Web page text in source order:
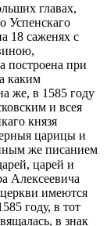
главах,
Успенскаго
18 саженях с
построена при
каким
же, в 1585 году
и всея
князя
царицы и
же писанием
царей и
Алексеевича
имеются
году, в тот
в знак